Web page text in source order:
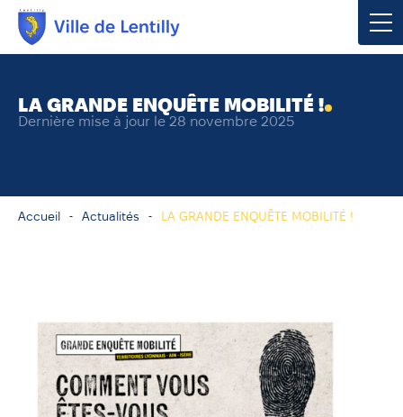
LA GRANDE ENQUÊTE MOBILITÉ !
Dernière mise à jour le 28 novembre 2025
Accueil Actualités LA GRANDE ENQUÊTE MOBILITÉ !
Votre mairie
Social & Économie
Contacter votre mairie
Publications
Annuaire